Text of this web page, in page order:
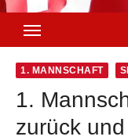
1. MANNSCHAFT
1.
zurück